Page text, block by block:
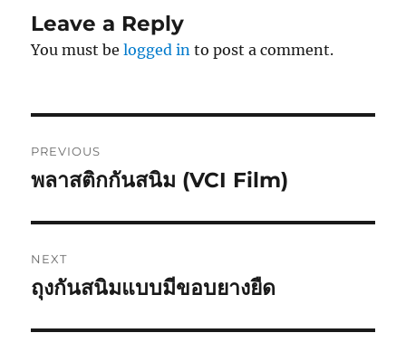
Leave a Reply
You must belogged in to post a comment.
navigation
PREVIOUS
Previous
พลาสติกกันสนิม (VCI Film)
NEXT
Next
ถุงกันสนิมแบบมีขอบยางยืด